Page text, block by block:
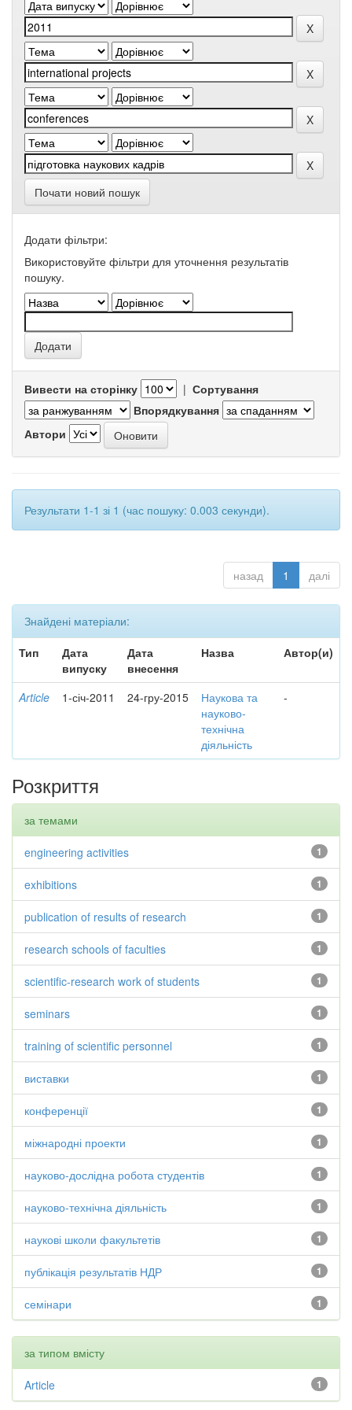
Почати новий пошук
Додати фільтри:
Використовуйте фільтри для уточнення результатів
пошуку.
Вивести на сторінку | Сортування
Впорядкування
Автори
Результати 1-1 зі 1 (час пошуку: 0.003 секунди).
назад 1 далі
Знайдені матеріали:
Тип
Дата
випуску
Дата
внесення
Назва Автор(и)
Article 1-січ-2011 24-гру-2015
Наукова та
науково-
технічна
діяльність
-
Розкриття
за темами
1
engineering activities
1
exhibitions
1
publication of results of research
1
research schools of faculties
1
scientific-research work of students
1
seminars
1
training of scientific personnel
1
виставки
1
конференції
1
міжнародні проекти
1
науково-дослідна робота студентів
1
науково-технічна діяльність
1
наукові школи факультетів
1
публікація результатів НДР
1
семінари
за типом вмісту
1
Article